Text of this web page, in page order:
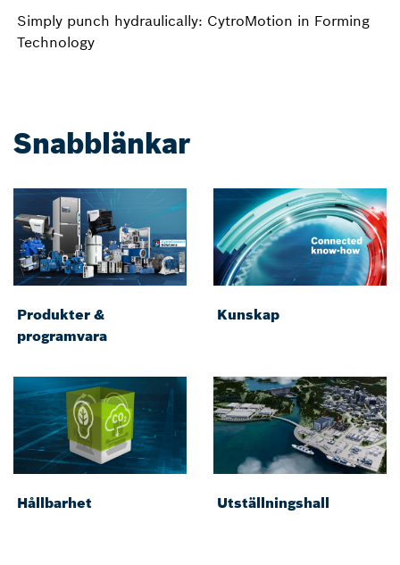
Simply punch hydraulically: CytroMotion in Forming
Technology
Snabblänkar
Produkter &
programvara
Kunskap
Hållbarhet Utställningshall